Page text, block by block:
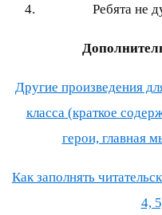
Ребята не
Другие произведения
класса (краткое
герои, главная
Как заполнять
4,